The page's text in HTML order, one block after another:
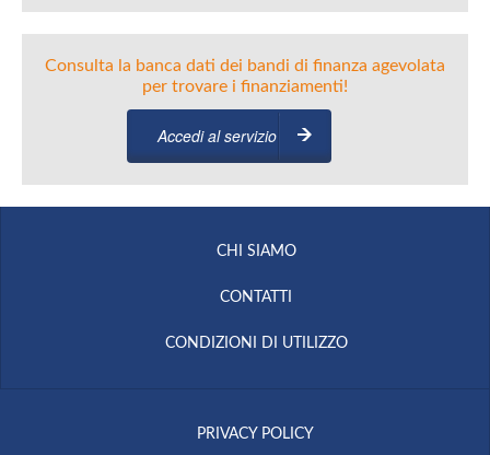
Consulta la banca dati dei bandi di finanza agevolata
per trovare i finanziamenti!
Accedi al servizio
CHI SIAMO
CONTATTI
CONDIZIONI DI UTILIZZO
PRIVACY POLICY